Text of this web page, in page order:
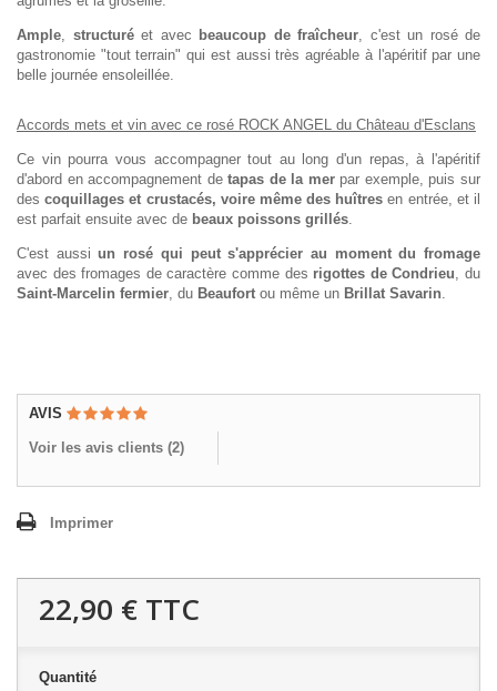
Ample structuréet avec beaucoup de fraîcheur , c'est un rosé de
gastronomie "tout terrain" qui est aussi très agréable à l'apéritif par une
belle journée ensoleillée.
Accords mets et vin avec ce rosé ROCK ANGEL du Château d'Esclans
Ce vin pourra vous accompagner tout au long d'un repas, à l'apéritif
d'abord en accompagnement detapas de la merpar exemple, puis sur
descoquillages et crustacés, voire même des huîtres en entrée, et il
est parfait ensuite avec de beaux poissons grillés
C'est aussiun rosé qui peut s'apprécier au moment du fromage
avec des fromages de caractère comme des rigottes de Condrieu , du
Saint-Marcelin fermier , du Beaufort ou même un Brillat Savarin
AVIS
Voir les avis clients (2)
Imprimer
22,90 € TTC
Quantité